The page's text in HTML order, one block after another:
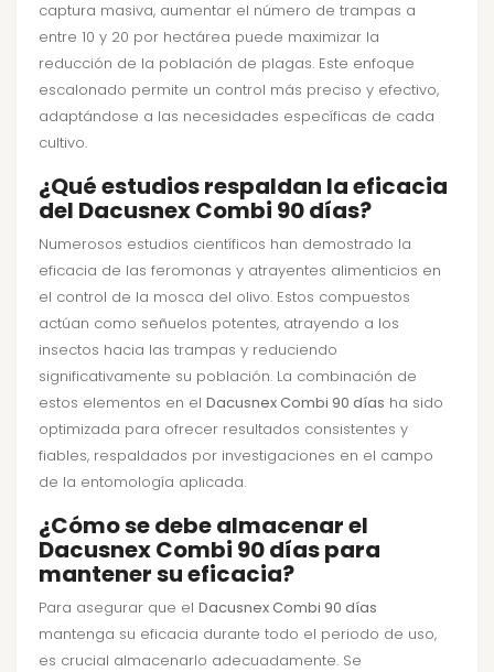
captura masiva, aumentar el número de trampas a
entre 10 y 20 por hectárea puede maximizar la
reducción de la población de plagas. Este enfoque
escalonado permite un control más preciso y efectivo,
adaptándose a las necesidades específicas de cada
cultivo.
¿Qué estudios respaldan la eficacia
del Dacusnex Combi 90 días?
Numerosos estudios científicos han demostrado la
eficacia de las feromonas y atrayentes alimenticios en
el control de la mosca del olivo. Estos compuestos
actúan como señuelos potentes, atrayendo a los
insectos hacia las trampas y reduciendo
significativamente su población. La combinación de
estos elementos en el Dacusnex Combi 90 días ha sido
optimizada para ofrecer resultados consistentes y
fiables, respaldados por investigaciones en el campo
de la entomología aplicada.
¿Cómo se debe almacenar el
Dacusnex Combi 90 días para
mantener su eficacia?
Para asegurar que el Dacusnex Combi 90 días
mantenga su eficacia durante todo el periodo de uso,
es crucial almacenarlo adecuadamente. Se